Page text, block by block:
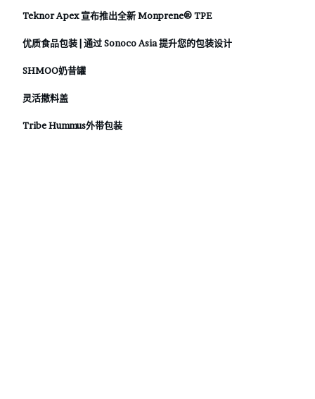
Teknor Apex 宣布推出全新 Monprene® TPE
优质食品包装 | 通过 Sonoco Asia 提升您的包装设计
SHMOO奶昔罐
灵活撒料盖
Tribe Hummus外带包装